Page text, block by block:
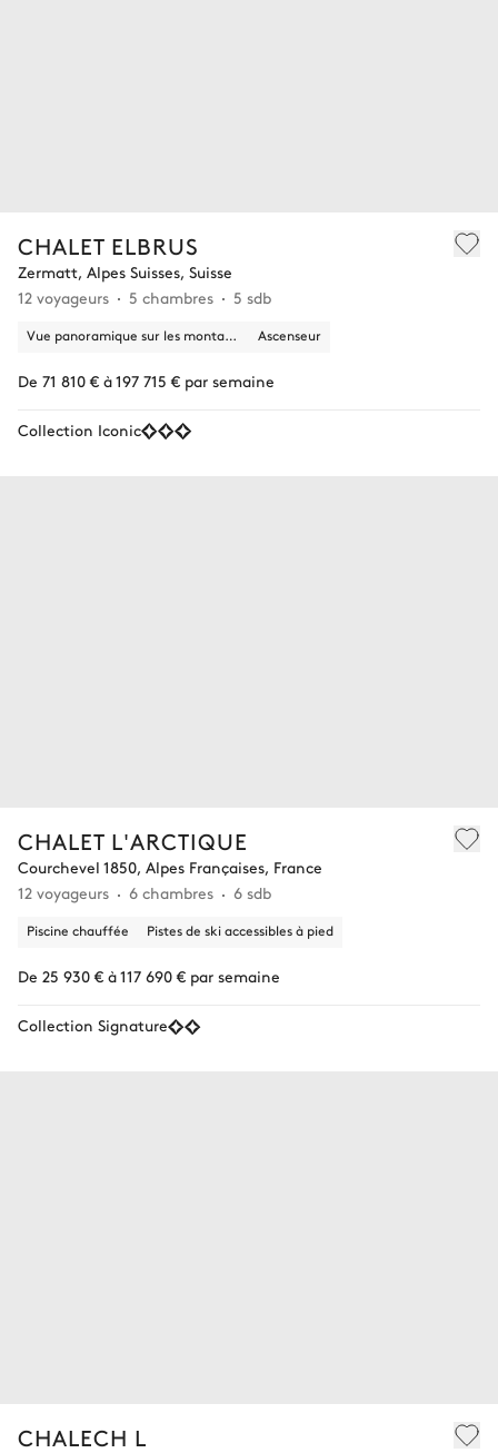
CHALET ELBRUS
Zermatt, Alpes Suisses, Suisse
12 voyageurs
5 chambres 5 sdb
Vue panoramique sur les montagnes Ascenseur
De 71 810 € à 197 715 € par semaine
Collection Iconic
CHALET L'ARCTIQUE
Courchevel 1850, Alpes Françaises, France
12 voyageurs
6 chambres 6 sdb
Piscine chauffée Pistes de ski accessibles à pied
De 25 930 € à 117 690 € par semaine
Collection Signature
CHALECH L